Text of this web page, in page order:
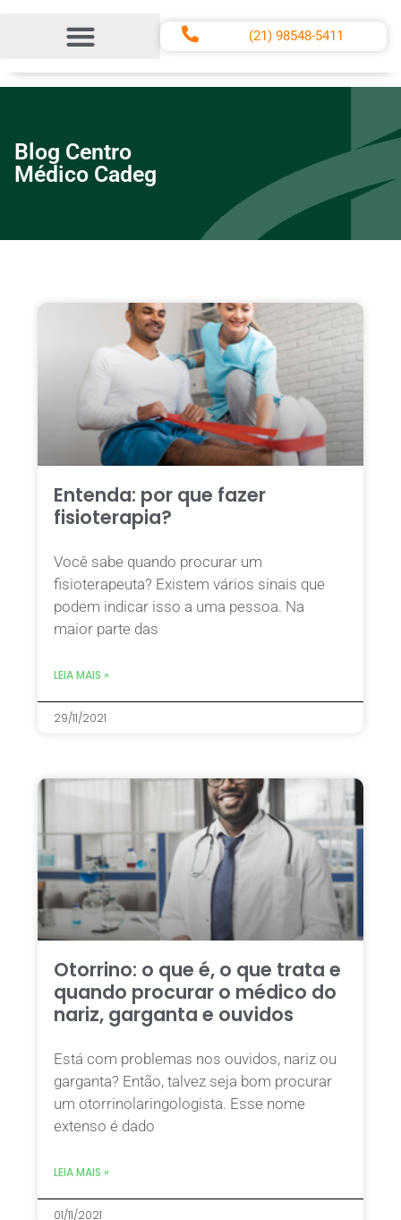
(21) 98548-5411
Blog Centro
Médico Cadeg
Entenda: por que fazer
fisioterapia?
Você sabe quando procurar um
fisioterapeuta? Existem vários sinais que
podem indicar isso a uma pessoa. Na
maior parte das
LEIA MAIS »
29/11/2021
Otorrino: o que é, o que trata e
quando procurar o médico do
nariz, garganta e ouvidos
Está com problemas nos ouvidos, nariz ou
garganta? Então, talvez seja bom procurar
um otorrinolaringologista. Esse nome
extenso é dado
LEIA MAIS »
01/11/2021